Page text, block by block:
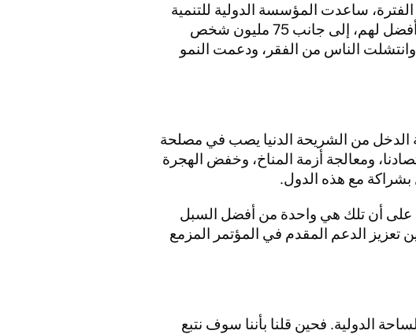
وخلال تلك الفترة، ساعدت المؤسسة الدولية للتنمية
أكثر من 86.5 مليون طفل بتوفير تعليم أفضل لهم، إلى جانب 75 مليون شخص
وانتشلت الناس من الفقر، ودعمت النمو
الدخل من الشريحة الدنيا يصب في مصلحة
ومعالجة أزمة المناخ، وخفض الهجرة
بشراكة مع هذه الدول.
على أن تلك هي واحدة من أفضل السبل
تعزيز الدعم المقدم في المؤتمر المزمع
الدولية. فحين قلنا بأننا سوف نتبع